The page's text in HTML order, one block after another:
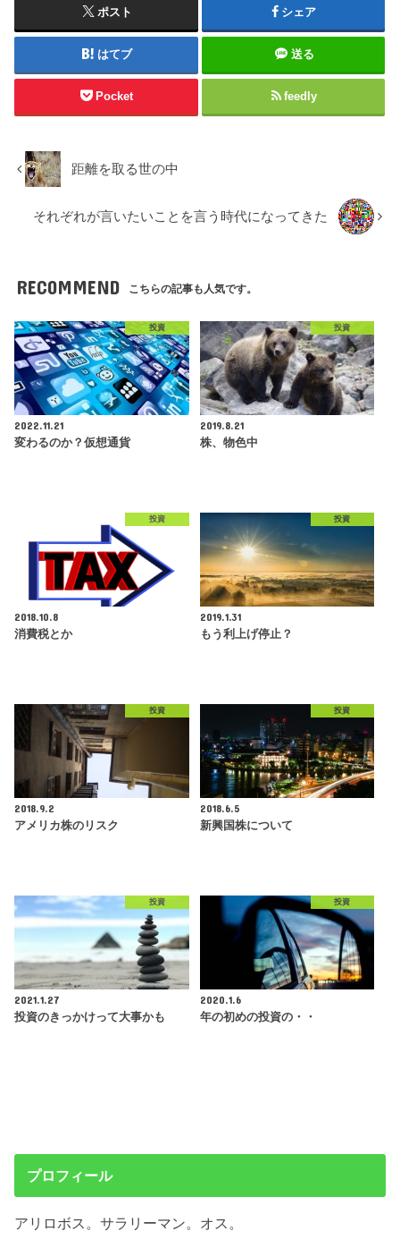
ポスト シェア
はてブ 送る
Pocket feedly
距離を取る世の中
それぞれが言いたいことを言う時代になってきた
RECOMMEND こちらの記事も人気です。
投資
2022.11.21
変わるのか？仮想通貨
投資
2019.8.21
株、物色中
投資
2018.10.8
消費税とか
投資
2019.1.31
もう利上げ停止？
投資
2018.9.2
アメリカ株のリスク
投資
2018.6.5
新興国株について
投資
2021.1.27
投資のきっかけって大事かも
投資
2020.1.6
年の初めの投資の・・
プロフィール
アリロボス。サラリーマン。オス。